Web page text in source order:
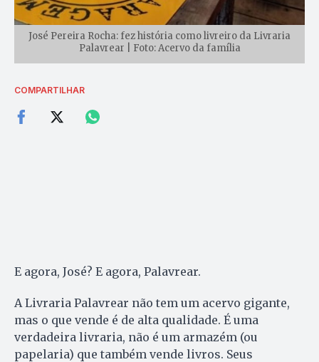
José Pereira Rocha: fez história como livreiro da Livraria
Palavrear | Foto: Acervo da família
COMPARTILHAR
E agora, José? E agora, Palavrear.
A Livraria Palavrear não tem um acervo gigante,
mas o que vende é de alta qualidade. É uma
verdadeira livraria, não é um armazém (ou
papelaria) que também vende livros. Seus